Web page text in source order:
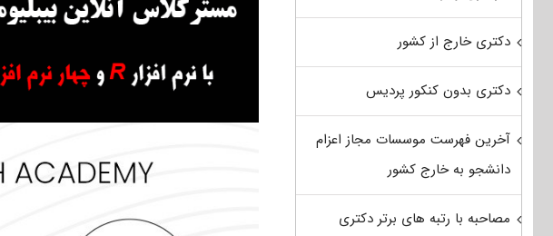
دکتری خارج از کشور
دکتری بدون کنکور پردیس
آخرین فهرست موسسات مجاز اعزام
دانشجو به خارج کشور
مصاحبه با رتبه های برتر دکتری